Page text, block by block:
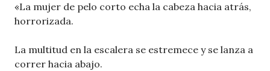
«La mujer de pelo corto echa la cabeza hacia atrás,
horrorizada.
La multitud en la escalera se estremece y se lanza a
correr hacia abajo.